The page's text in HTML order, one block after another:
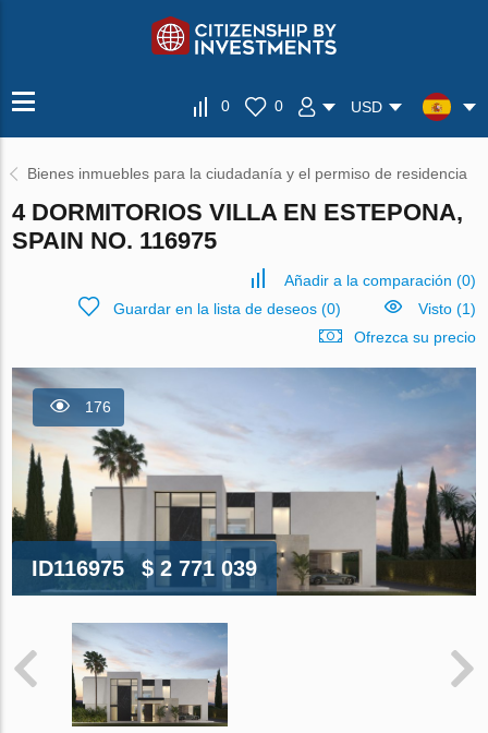
0 0 USD
Bienes inmuebles para la ciudadanía y el permiso de residencia
4 DORMITORIOS VILLA EN ESTEPONA,
SPAIN NO. 116975
Añadir a la comparación (0)
Guardar en la lista de deseos(0)
Visto (1)
Ofrezca su precio
176
ID116975 $ 2 771 039